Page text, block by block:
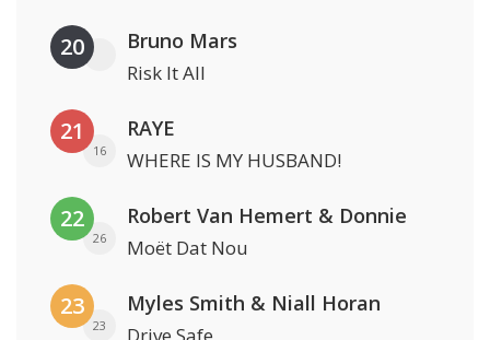
20 Bruno Mars
Risk It All
21
16
RAYE
WHERE IS MY HUSBAND!
22
26
Robert Van Hemert & Donnie
Moët Dat Nou
23
23
Myles Smith & Niall Horan